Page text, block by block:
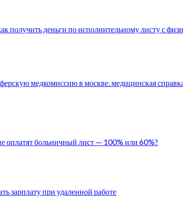
получить деньги по исполнительному листу с
медкомиссию в москве. медицинская
оплатят больничный лист — 100% или 60%?
зарплату при удаленной работе